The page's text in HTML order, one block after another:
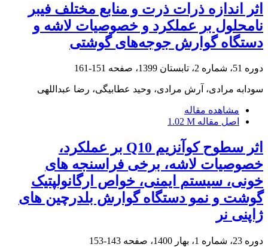
اثر اندازه ذرات‎ ‎ذرت و منابع مختلف فیبر
نامحلول بر عملکرد و خصوصیات لاشه و
دستگاه گوارش ‏جوجه‌های گوشتی
دوره 51، شماره 2، تابستان 1399، صفحه 151-161
سودابه مرادی، آرش مرادی، وحید عطابیگی، رضا عبداللهی
مشاهده مقاله
اصل مقاله 1.02 M
اثر سطوح کوآنزیم Q10 بر عملکرد،
خصوصیات لاشه، برخی فراسنجه های
خونی، سیستم ایمنی، خواص ارگانولپتیک
گوشت و نمو دستگاه گوارش بلدرچین های
ژاپنی نر
دوره 23، شماره 1، بهار 1400، صفحه 143-153